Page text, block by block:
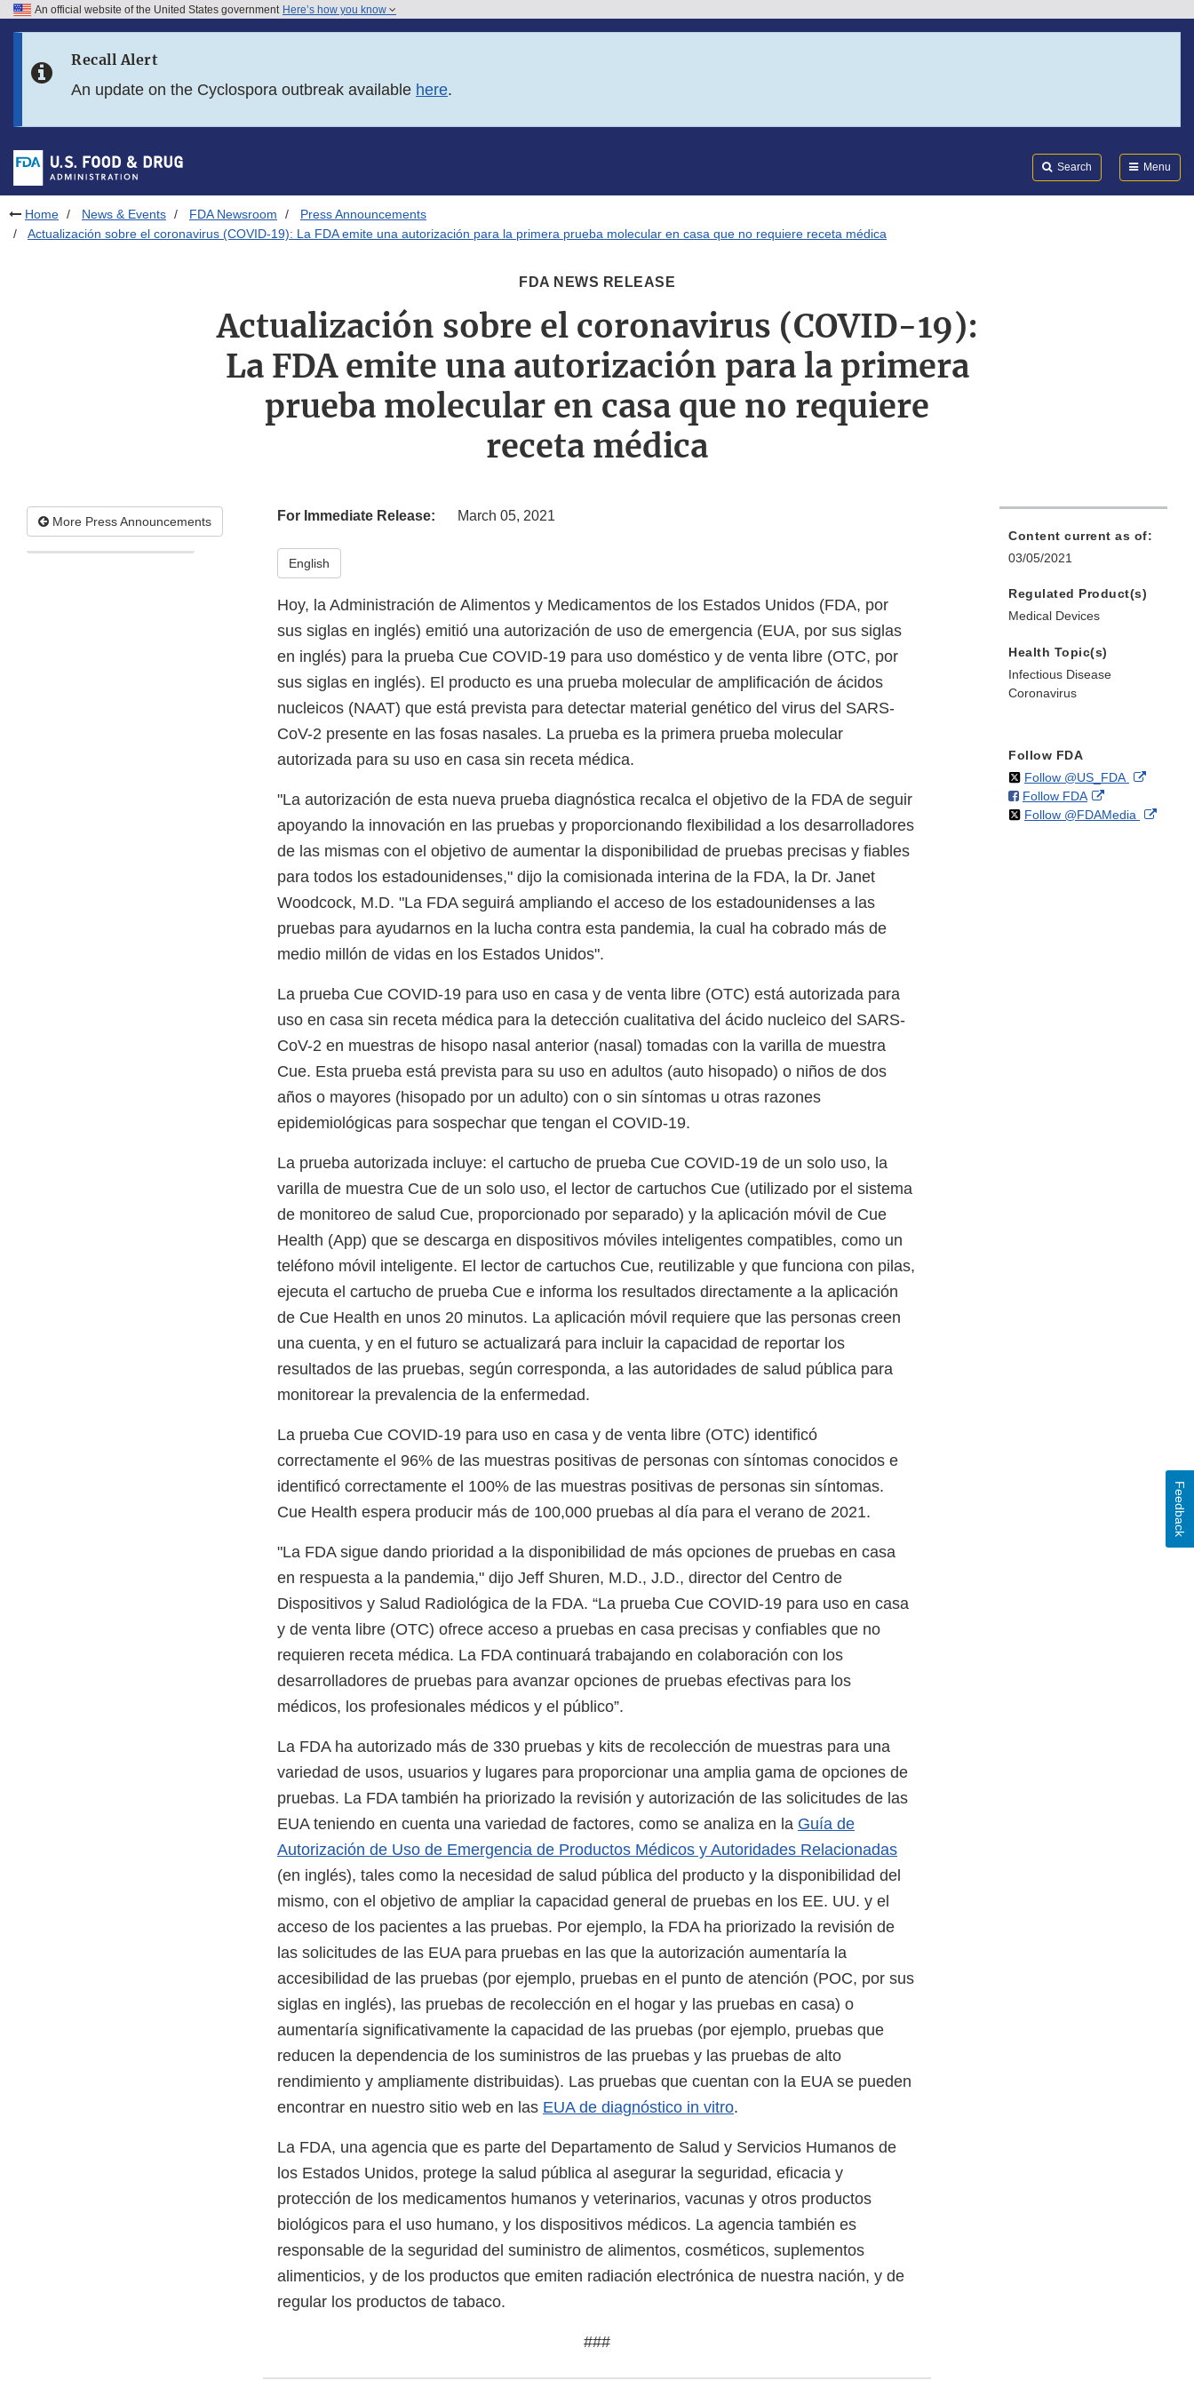
Skip to FDA Search
Skip to footer links
An official website of the United States government Here’s how you know
Recall Alert
An update on the Cyclospora outbreak available here.
Search Menu
Home News & Events FDA Newsroom
Press Announcements
Actualización sobre el coronavirus (COVID-19): La FDA emite una autorización para la primera prueba molecular en casa que no requiere receta médica
FDA NEWS RELEASE
Actualización sobre el coronavirus (COVID-19):
La FDA emite una autorización para la primera
prueba molecular en casa que no requiere
receta médica
More Press Announcements For Immediate Release: March 05, 2021
English
Hoy, la Administración de Alimentos y Medicamentos de los Estados Unidos (FDA, por
sus siglas en inglés) emitió una autorización de uso de emergencia (EUA, por sus siglas
en inglés) para la prueba Cue COVID-19 para uso doméstico y de venta libre (OTC, por
sus siglas en inglés). El producto es una prueba molecular de amplificación de ácidos
nucleicos (NAAT) que está prevista para detectar material genético del virus del SARS-
CoV-2 presente en las fosas nasales. La prueba es la primera prueba molecular
autorizada para su uso en casa sin receta médica.
"La autorización de esta nueva prueba diagnóstica recalca el objetivo de la FDA de seguir
apoyando la innovación en las pruebas y proporcionando flexibilidad a los desarrolladores
de las mismas con el objetivo de aumentar la disponibilidad de pruebas precisas y fiables
para todos los estadounidenses," dijo la comisionada interina de la FDA, la Dr. Janet
Woodcock, M.D. "La FDA seguirá ampliando el acceso de los estadounidenses a las
pruebas para ayudarnos en la lucha contra esta pandemia, la cual ha cobrado más de
medio millón de vidas en los Estados Unidos".
La prueba Cue COVID-19 para uso en casa y de venta libre (OTC) está autorizada para
uso en casa sin receta médica para la detección cualitativa del ácido nucleico del SARS-
CoV-2 en muestras de hisopo nasal anterior (nasal) tomadas con la varilla de muestra
Cue. Esta prueba está prevista para su uso en adultos (auto hisopado) o niños de dos
años o mayores (hisopado por un adulto) con o sin síntomas u otras razones
epidemiológicas para sospechar que tengan el COVID-19.
La prueba autorizada incluye: el cartucho de prueba Cue COVID-19 de un solo uso, la
varilla de muestra Cue de un solo uso, el lector de cartuchos Cue (utilizado por el sistema
de monitoreo de salud Cue, proporcionado por separado) y la aplicación móvil de Cue
Health (App) que se descarga en dispositivos móviles inteligentes compatibles, como un
teléfono móvil inteligente. El lector de cartuchos Cue, reutilizable y que funciona con pilas,
ejecuta el cartucho de prueba Cue e informa los resultados directamente a la aplicación
de Cue Health en unos 20 minutos. La aplicación móvil requiere que las personas creen
una cuenta, y en el futuro se actualizará para incluir la capacidad de reportar los
resultados de las pruebas, según corresponda, a las autoridades de salud pública para
monitorear la prevalencia de la enfermedad.
La prueba Cue COVID-19 para uso en casa y de venta libre (OTC) identificó
correctamente el 96% de las muestras positivas de personas con síntomas conocidos e
identificó correctamente el 100% de las muestras positivas de personas sin síntomas.
Cue Health espera producir más de 100,000 pruebas al día para el verano de 2021.
"La FDA sigue dando prioridad a la disponibilidad de más opciones de pruebas en casa
en respuesta a la pandemia," dijo Jeff Shuren, M.D., J.D., director del Centro de
Dispositivos y Salud Radiológica de la FDA. “La prueba Cue COVID-19 para uso en casa
y de venta libre (OTC) ofrece acceso a pruebas en casa precisas y confiables que no
requieren receta médica. La FDA continuará trabajando en colaboración con los
desarrolladores de pruebas para avanzar opciones de pruebas efectivas para los
médicos, los profesionales médicos y el público”.
La FDA ha autorizado más de 330 pruebas y kits de recolección de muestras para una
variedad de usos, usuarios y lugares para proporcionar una amplia gama de opciones de
pruebas. La FDA también ha priorizado la revisión y autorización de las solicitudes de las
EUA teniendo en cuenta una variedad de factores, como se analiza en la Guía de
Autorización de Uso de Emergencia de Productos Médicos y Autoridades Relacionadas
(en inglés), tales como la necesidad de salud pública del producto y la disponibilidad del
mismo, con el objetivo de ampliar la capacidad general de pruebas en los EE. UU. y el
acceso de los pacientes a las pruebas. Por ejemplo, la FDA ha priorizado la revisión de
las solicitudes de las EUA para pruebas en las que la autorización aumentaría la
accesibilidad de las pruebas (por ejemplo, pruebas en el punto de atención (POC, por sus
siglas en inglés), las pruebas de recolección en el hogar y las pruebas en casa) o
aumentaría significativamente la capacidad de las pruebas (por ejemplo, pruebas que
reducen la dependencia de los suministros de las pruebas y las pruebas de alto
rendimiento y ampliamente distribuidas). Las pruebas que cuentan con la EUA se pueden
encontrar en nuestro sitio web en las EUA de diagnóstico in vitro.
La FDA, una agencia que es parte del Departamento de Salud y Servicios Humanos de
los Estados Unidos, protege la salud pública al asegurar la seguridad, eficacia y
protección de los medicamentos humanos y veterinarios, vacunas y otros productos
biológicos para el uso humano, y los dispositivos médicos. La agencia también es
responsable de la seguridad del suministro de alimentos, cosméticos, suplementos
alimenticios, y de los productos que emiten radiación electrónica de nuestra nación, y de
regular los productos de tabaco.
###
Content current as of:
03/05/2021
Regulated Product(s)
Medical Devices
Health Topic(s)
Infectious Disease
Coronavirus
Follow FDA
Follow @US_FDAon External
Follow FDAon
Facebook
External
Link
Follow @FDAMedia on
Feedback